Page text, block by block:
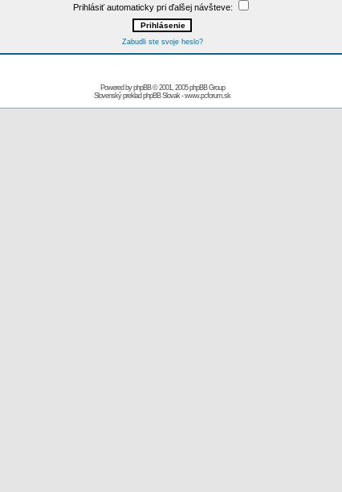
Prihlásiť automaticky pri ďalšej návšteve:
Zabudli ste svoje heslo?
Powered byphpBB© 2001, 2005 phpBB Group
Slovenský preklad phpBB Slovak-www.pcforum.sk